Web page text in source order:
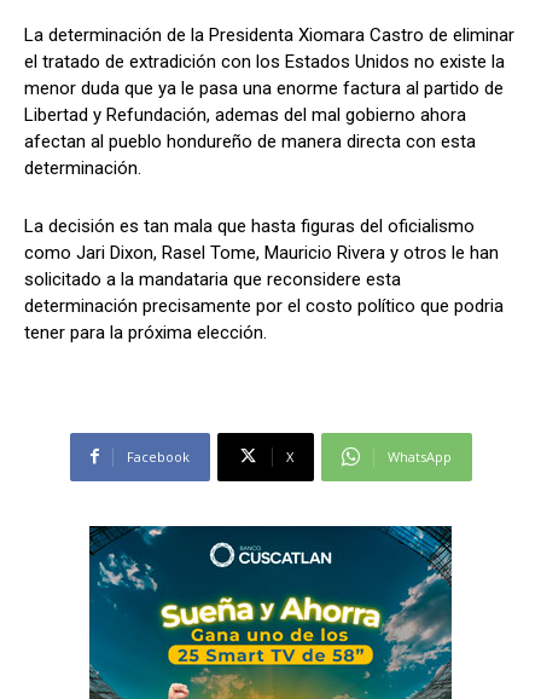
Comparta
WhatsApp
Síganos
Comparta
WhatsApp
Síganos
La determinación de la Presidenta Xiomara Castro de eliminar
el tratado de extradición con los Estados Unidos no existe la
menor duda que ya le pasa una enorme factura al partido de
Libertad y Refundación, ademas del mal gobierno ahora
afectan al pueblo hondureño de manera directa con esta
determinación.
La decisión es tan mala que hasta figuras del oficialismo
como Jari Dixon, Rasel Tome, Mauricio Rivera y otros le han
solicitado a la mandataria que reconsidere esta
determinación precisamente por el costo político que podria
tener para la próxima elección.
Facebook X WhatsApp